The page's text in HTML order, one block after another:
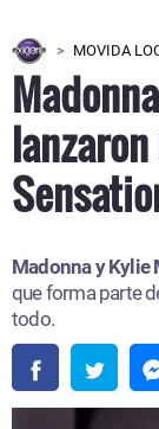
MOVIDA
Madonna y Kylie
que forma parte
todo.